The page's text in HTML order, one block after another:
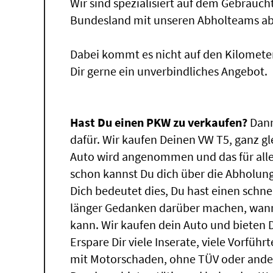
Bundesland mit unseren Abholteams
Dabei kommt es nicht auf den
Dir gerne ein unverbindliches Angebot.
Hast Du einen PKW zu verkaufen?
dafür. Wir kaufen Deinen VW T5, ganz
Auto wird angenommen und das für
schon kannst Du dich über die
Dich bedeutet dies, Du hast einen
länger Gedanken darüber machen,
kann. Wir kaufen dein Auto und bieten
Erspare Dir viele Inserate, viele
mit Motorschaden, ohne TÜV oder